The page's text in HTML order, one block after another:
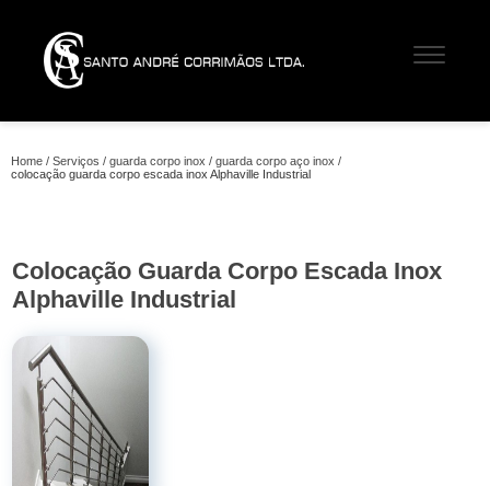
Home Serviços guarda corpo inox
guarda corpo aço inox
colocação guarda corpo escada inox Alphaville Industrial
Colocação Guarda Corpo Escada Inox
Alphaville Industrial